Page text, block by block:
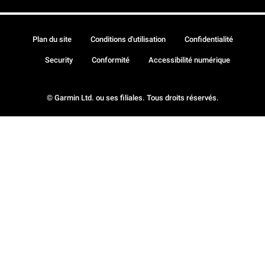
© Garmin Ltd. ou ses filiales. Tous droits réservés.
Plan du site Conditions d'utilisation Confidentialité
Security Conformité Accessibilité numérique